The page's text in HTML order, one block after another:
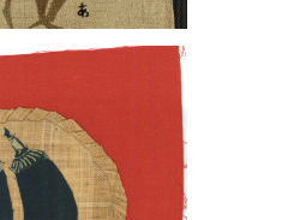
, 1966